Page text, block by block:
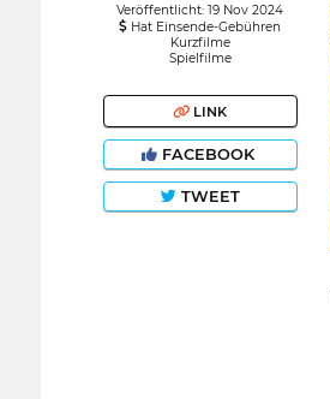
Veröffentlicht: 19 Nov 2024
Hat Einsende-Gebühren
Kurzfilme
Spielfilme
LINK
FACEBOOK
TWEET